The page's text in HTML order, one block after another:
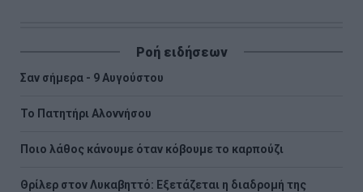
Ροή ειδήσεων
Σαν σήμερα - 9 Αυγούστου
Το Πατητήρι Αλοννήσου
Ποιο λάθος κάνουμε όταν κόβουμε το καρπούζι
Θρίλερ στον Λυκαβηττό: Εξετάζεται η διαδρομή της